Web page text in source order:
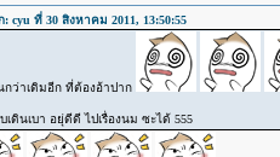
: cyu ที่ 30 สิงหาคม 2011, 13:50:55
กว่าเดิมอีก ที่ต้องอ้าปาก
เดินเบา อยุ่ดีดี ไปเรื่องนม ซะได้ 555